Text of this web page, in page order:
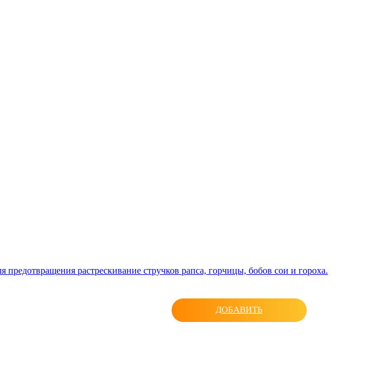
предотвращения растрескивание стручков рапса, горчицы, бобов сои и гороха.
ДОБАВИТЬ